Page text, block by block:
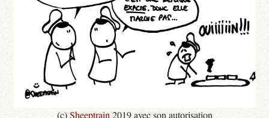
(c)Sheeptrain 2019 avec son autorisation